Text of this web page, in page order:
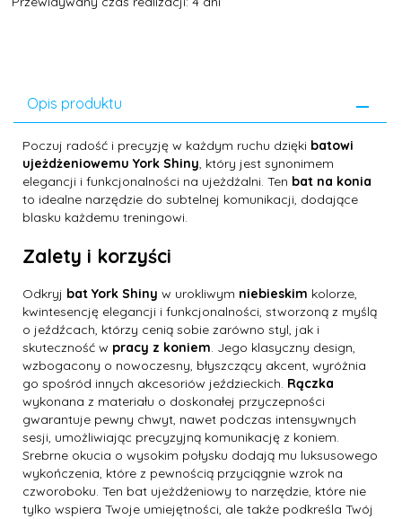
Opis produktu
Poczuj radość i precyzję w każdym ruchu dzięki batowi
ujeżdżeniowemu York Shiny, który jest synonimem
elegancji i funkcjonalności na ujeżdżalni. Ten bat na konia
to idealne narzędzie do subtelnej komunikacji, dodające
blasku każdemu treningowi.
Zalety i korzyści
Odkryj bat York Shiny w urokliwym niebieskim kolorze,
kwintesencję elegancji i funkcjonalności, stworzoną z myślą
o jeźdźcach, którzy cenią sobie zarówno styl, jak i
skuteczność w pracy z koniem. Jego klasyczny design,
wzbogacony o nowoczesny, błyszczący akcent, wyróżnia
go spośród innych akcesoriów jeździeckich. Rączka
wykonana z materiału o doskonałej przyczepności
gwarantuje pewny chwyt, nawet podczas intensywnych
sesji, umożliwiając precyzyjną komunikację z koniem.
Srebrne okucia o wysokim połysku dodają mu luksusowego
wykończenia, które z pewnością przyciągnie wzrok na
czworoboku. Ten bat ujeżdżeniowy to narzędzie, które nie
tylko wspiera Twoje umiejętności, ale także podkreśla Twój